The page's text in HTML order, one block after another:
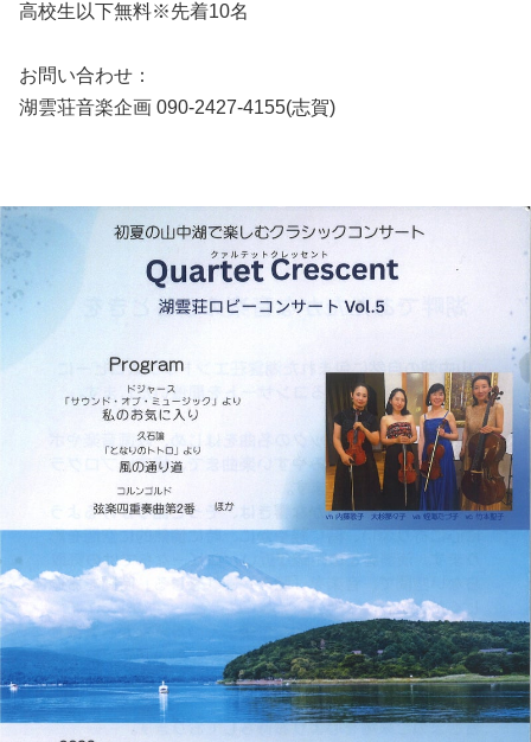
高校生以下無料※先着10名
お問い合わせ：
湖雲荘音楽企画 090-2427-4155(志賀)